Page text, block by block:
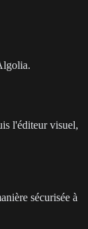
l'éditeur visuel,
sécurisée à